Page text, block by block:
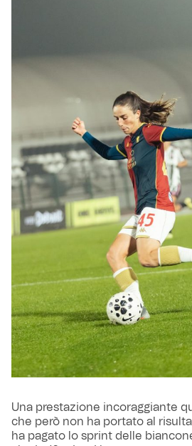
Una prestazione incoraggiante
che però non ha portato al
ha pagato lo sprint delle